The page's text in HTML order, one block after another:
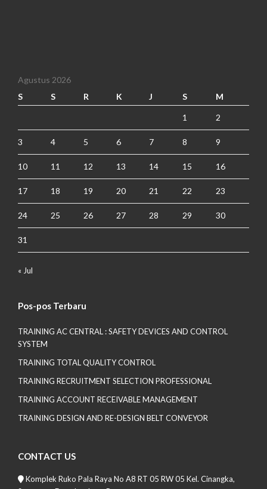
Agustus 2026
S
S R K J S M
1 2
3 4 5 6 7 8 9
10 11 12 13 14 15 16
17 18 19 20 21 22 23
24 25 26 27 28 29 30
31
« Jul
Pos-pos Terbaru
TRAINING AC CENTRAL : SAFETY DEVICES AND CONTROL
SYSTEM
TRAINING TOTAL QUALITY CONTROL
TRAINING RECRUITMENT SELECTION PROFESSIONAL
TRAINING ACCOUNT RECEIVABLE MANAGEMENT
TRAINING DESIGN AND RE-DESIGN BELT CONVEYOR
CONTACT US
Komplek Ruko Pala Raya No A8 RT 05 RW 05 Kel. Cinangka,